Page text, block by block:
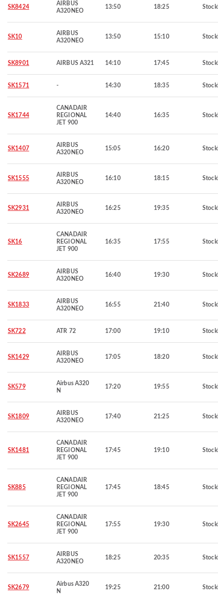
SK8424
AIRBUS
A320NEO
13:50 18:25
SK10
AIRBUS
A320NEO
13:50 15:10
SK8901 AIRBUS A321 14:10 17:45
SK1571 - 14:30 18:35
SK1744
CANADAIR
REGIONAL
JET 900
14:40 16:35
SK1407
AIRBUS
A320NEO
15:05 16:20
SK1555
AIRBUS
A320NEO
16:10 18:15
SK2931
AIRBUS
A320NEO
16:25 19:35
SK16
CANADAIR
REGIONAL
JET 900
16:35 17:55
SK2689
AIRBUS
A320NEO
16:40 19:30
SK1833
AIRBUS
A320NEO
16:55 21:40
SK722 ATR 72 17:00 19:10
SK1429
AIRBUS
A320NEO
17:05 18:20
SK579
Airbus A320
N
17:20 19:55
SK1809
AIRBUS
A320NEO
17:40 21:25
SK1481
CANADAIR
REGIONAL
JET 900
17:45 19:10
SK885
CANADAIR
REGIONAL
JET 900
17:45 18:45
SK2645
CANADAIR
REGIONAL
JET 900
17:55 19:30
SK1557
AIRBUS
A320NEO
18:25 20:35
SK2679
Airbus A320
N
19:25 21:00